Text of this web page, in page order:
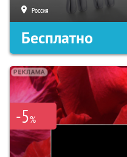
Россия
Бесплатно
-5%